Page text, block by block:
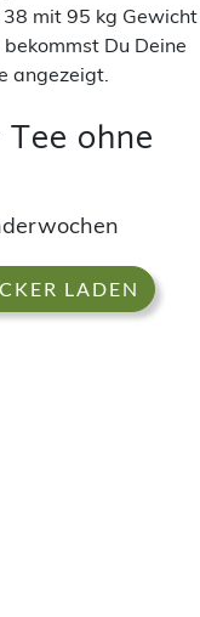
mit 95 kg Gewicht
Du Deine
angezeigt.
ohne
LADEN